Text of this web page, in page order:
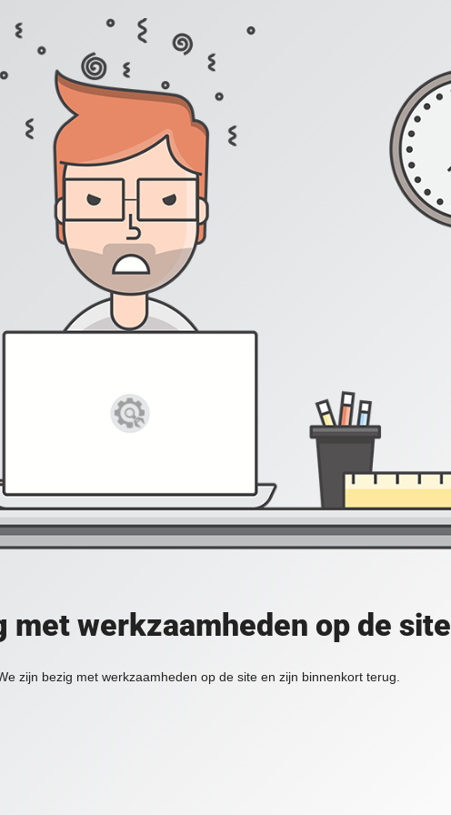
met werkzaamheden op de site
zijn bezig met werkzaamheden op de site en zijn binnenkort terug.